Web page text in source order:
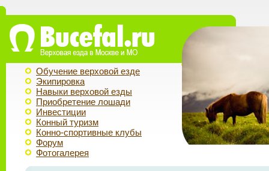
Обучение верховой езде
Экипировка
Навыки верховой езды
Приобретение лошади
Инвестиции
Конный туризм
Конно-спортивные клубы
Форум
Фотогалерея